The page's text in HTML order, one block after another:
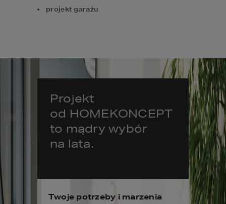
projekt garażu
Projekt
od HOMEKONCEPT
to mądry wybór
na lata.
Twoje potrzeby i marzenia